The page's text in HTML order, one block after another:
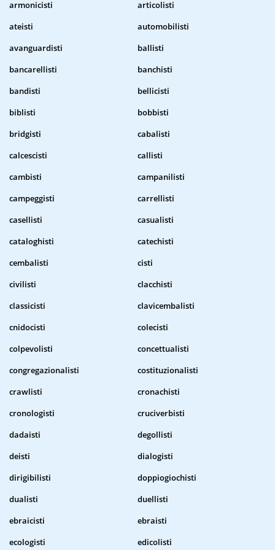
armonicisti
articolisti
ateisti
automobilisti
avanguardisti
ballisti
bancarellisti
banchisti
bandisti
bellicisti
biblisti
bobbisti
bridgisti
cabalisti
calcescisti
callisti
cambisti
campanilisti
campeggisti
carrellisti
casellisti
casualisti
cataloghisti
catechisti
cembalisti
cisti
civilisti
clacchisti
classicisti
clavicembalisti
cnidocisti
colecisti
colpevolisti
concettualisti
congregazionalisti
costituzionalisti
crawlisti
cronachisti
cronologisti
cruciverbisti
dadaisti
degollisti
deisti
dialogisti
dirigibilisti
doppiogiochisti
dualisti
duellisti
ebraicisti
ebraisti
ecologisti
edicolisti